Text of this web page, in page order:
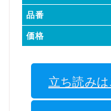
品番
価格
立ち読み